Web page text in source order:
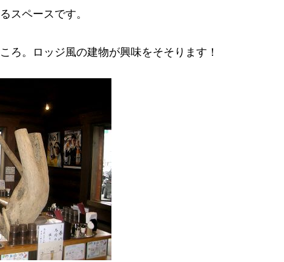
スペースです。
ろ。ロッジ風の建物が興味をそそります！